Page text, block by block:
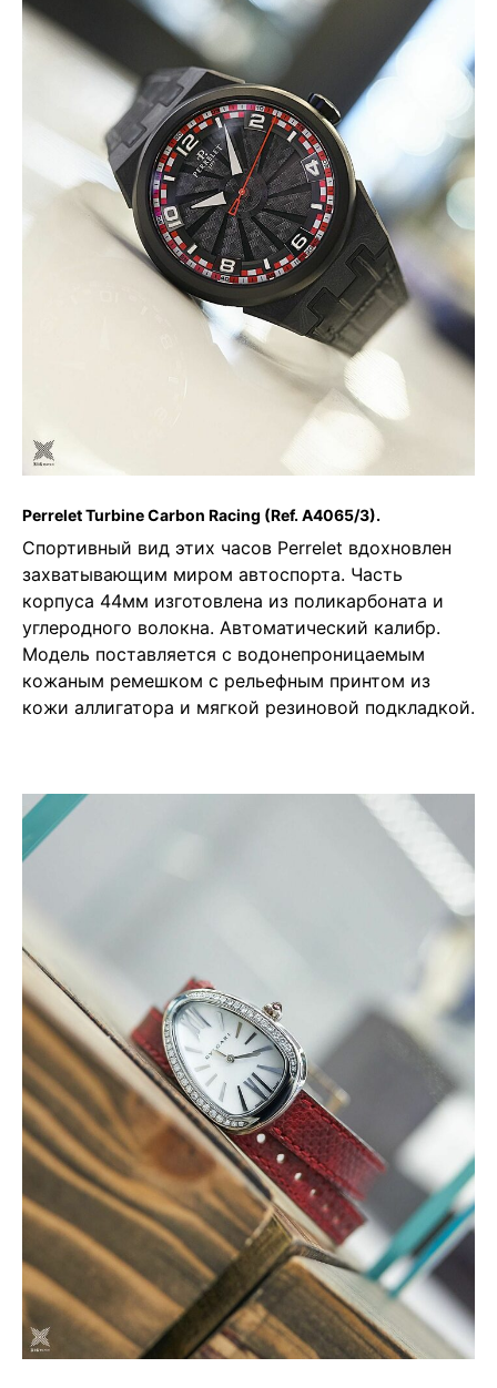
Perrelet Turbine Carbon Racing (Ref. A4065/3).
Cпортивный вид этих часов Perrelet вдохновлен
захватывающим миром автоспорта. Часть
корпуса 44мм изготовлена из поликарбоната и
углеродного волокна. Автоматический калибр.
Модель поставляется с водонепроницаемым
кожаным ремешком с рельефным принтом из
кожи аллигатора и мягкой резиновой подкладкой.